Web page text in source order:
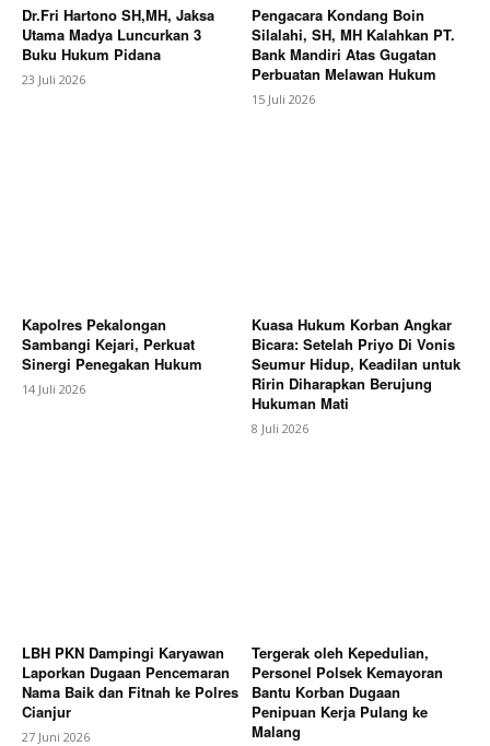
Dr.Fri Hartono SH,MH, Jaksa
Utama Madya Luncurkan 3
Buku Hukum Pidana
23 Juli 2026
Pengacara Kondang Boin
Silalahi, SH, MH Kalahkan PT.
Bank Mandiri Atas Gugatan
Perbuatan Melawan Hukum
15 Juli 2026
Kapolres Pekalongan
Sambangi Kejari, Perkuat
Sinergi Penegakan Hukum
14 Juli 2026
Kuasa Hukum Korban Angkar
Bicara: Setelah Priyo Di Vonis
Seumur Hidup, Keadilan untuk
Ririn Diharapkan Berujung
Hukuman Mati
8 Juli 2026
LBH PKN Dampingi Karyawan
Laporkan Dugaan Pencemaran
Nama Baik dan Fitnah ke Polres
Cianjur
27 Juni 2026
Tergerak oleh Kepedulian,
Personel Polsek Kemayoran
Bantu Korban Dugaan
Penipuan Kerja Pulang ke
Malang